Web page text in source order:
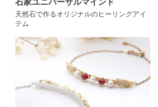
石家ユニバーサルマインド
天然石で作るオリジナルのヒーリングアイ
テム